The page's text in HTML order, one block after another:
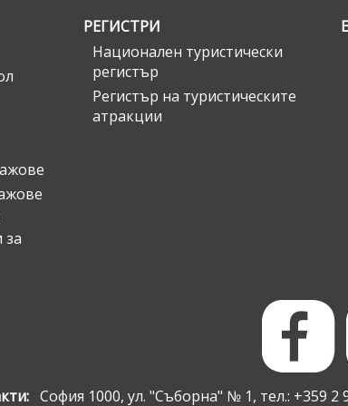
за
РЕГИСТРИ
Национален туристически
регистър
Регистър на туристическите
атракции
София 1000, ул. "Съборна" № 1, тел.: +359 2